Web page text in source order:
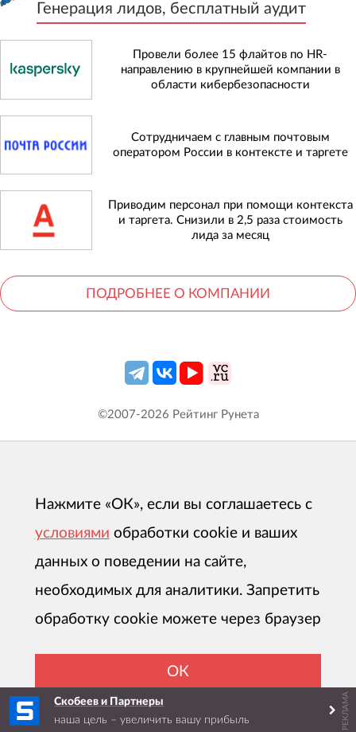
Генерация лидов, бесплатный аудит
Провели более 15 флайтов по HR-
направлению в крупнейшей компании в
области кибербезопасности
Сотрудничаем с главным почтовым
оператором России в контексте и таргете
Приводим персонал при помощи контекста
и таргета. Снизили в 2,5 раза стоимость
лида за месяц
ПОДРОБНЕЕ О КОМПАНИИ
Скобеев и Партнеры
наша цель – увеличить вашу прибыль
РЕКЛАМА
©2007-2026 Рейтинг Рунета
Нажмите «ОК», если вы соглашаетесь с
условиями обработки cookie и ваших
данных о поведении на сайте,
необходимых для аналитики. Запретить
обработку cookie можете через браузер
ОК